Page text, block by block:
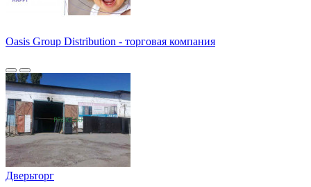
Oasis Group Distribution - торговая компания
Дверьторг